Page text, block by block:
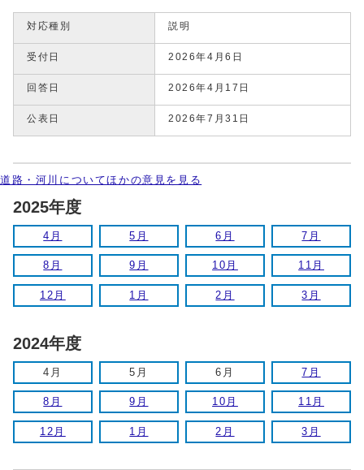
対応種別 説明
受付日 2026年4月6日
回答日 2026年4月17日
公表日 2026年7月31日
道路・河川についてほかの意見を見る
2025年度
4月 5月 6月 7月
8月 9月 10月 11月
12月 1月 2月 3月
2024年度
4月 5月 6月 7月
8月 9月 10月 11月
12月 1月 2月 3月